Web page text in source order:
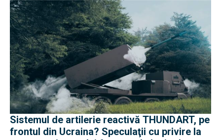
Sistemul de artilerie reactivă THUNDART, pe
frontul din Ucraina? Speculaţii cu privire la